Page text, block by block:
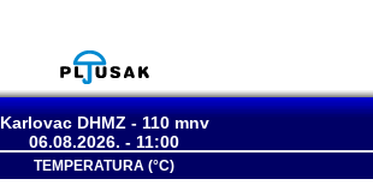
Karlovac DHMZ - 110 mnv
06.08.2026. - 11:00
TEMPERATURA (°C)